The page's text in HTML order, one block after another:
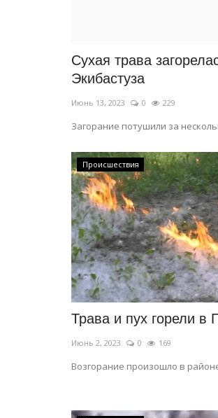
Сухая трава
Экибастуза
Июнь 13, 2023 0 229
Загорание потушили за
Происшествия
Трава и пух горели в
Июнь 2, 2023 0 169
Возгорание произошло в